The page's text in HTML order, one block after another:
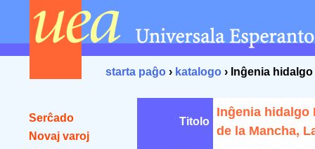
starta paĝo › katalogo › Inĝenia
Serĉado
Novaj varoj
Titolo
Inĝenia hidalgo
de la Mancha,